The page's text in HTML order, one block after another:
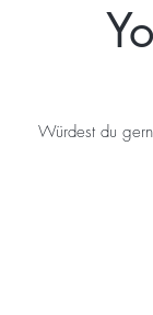
Würdest du